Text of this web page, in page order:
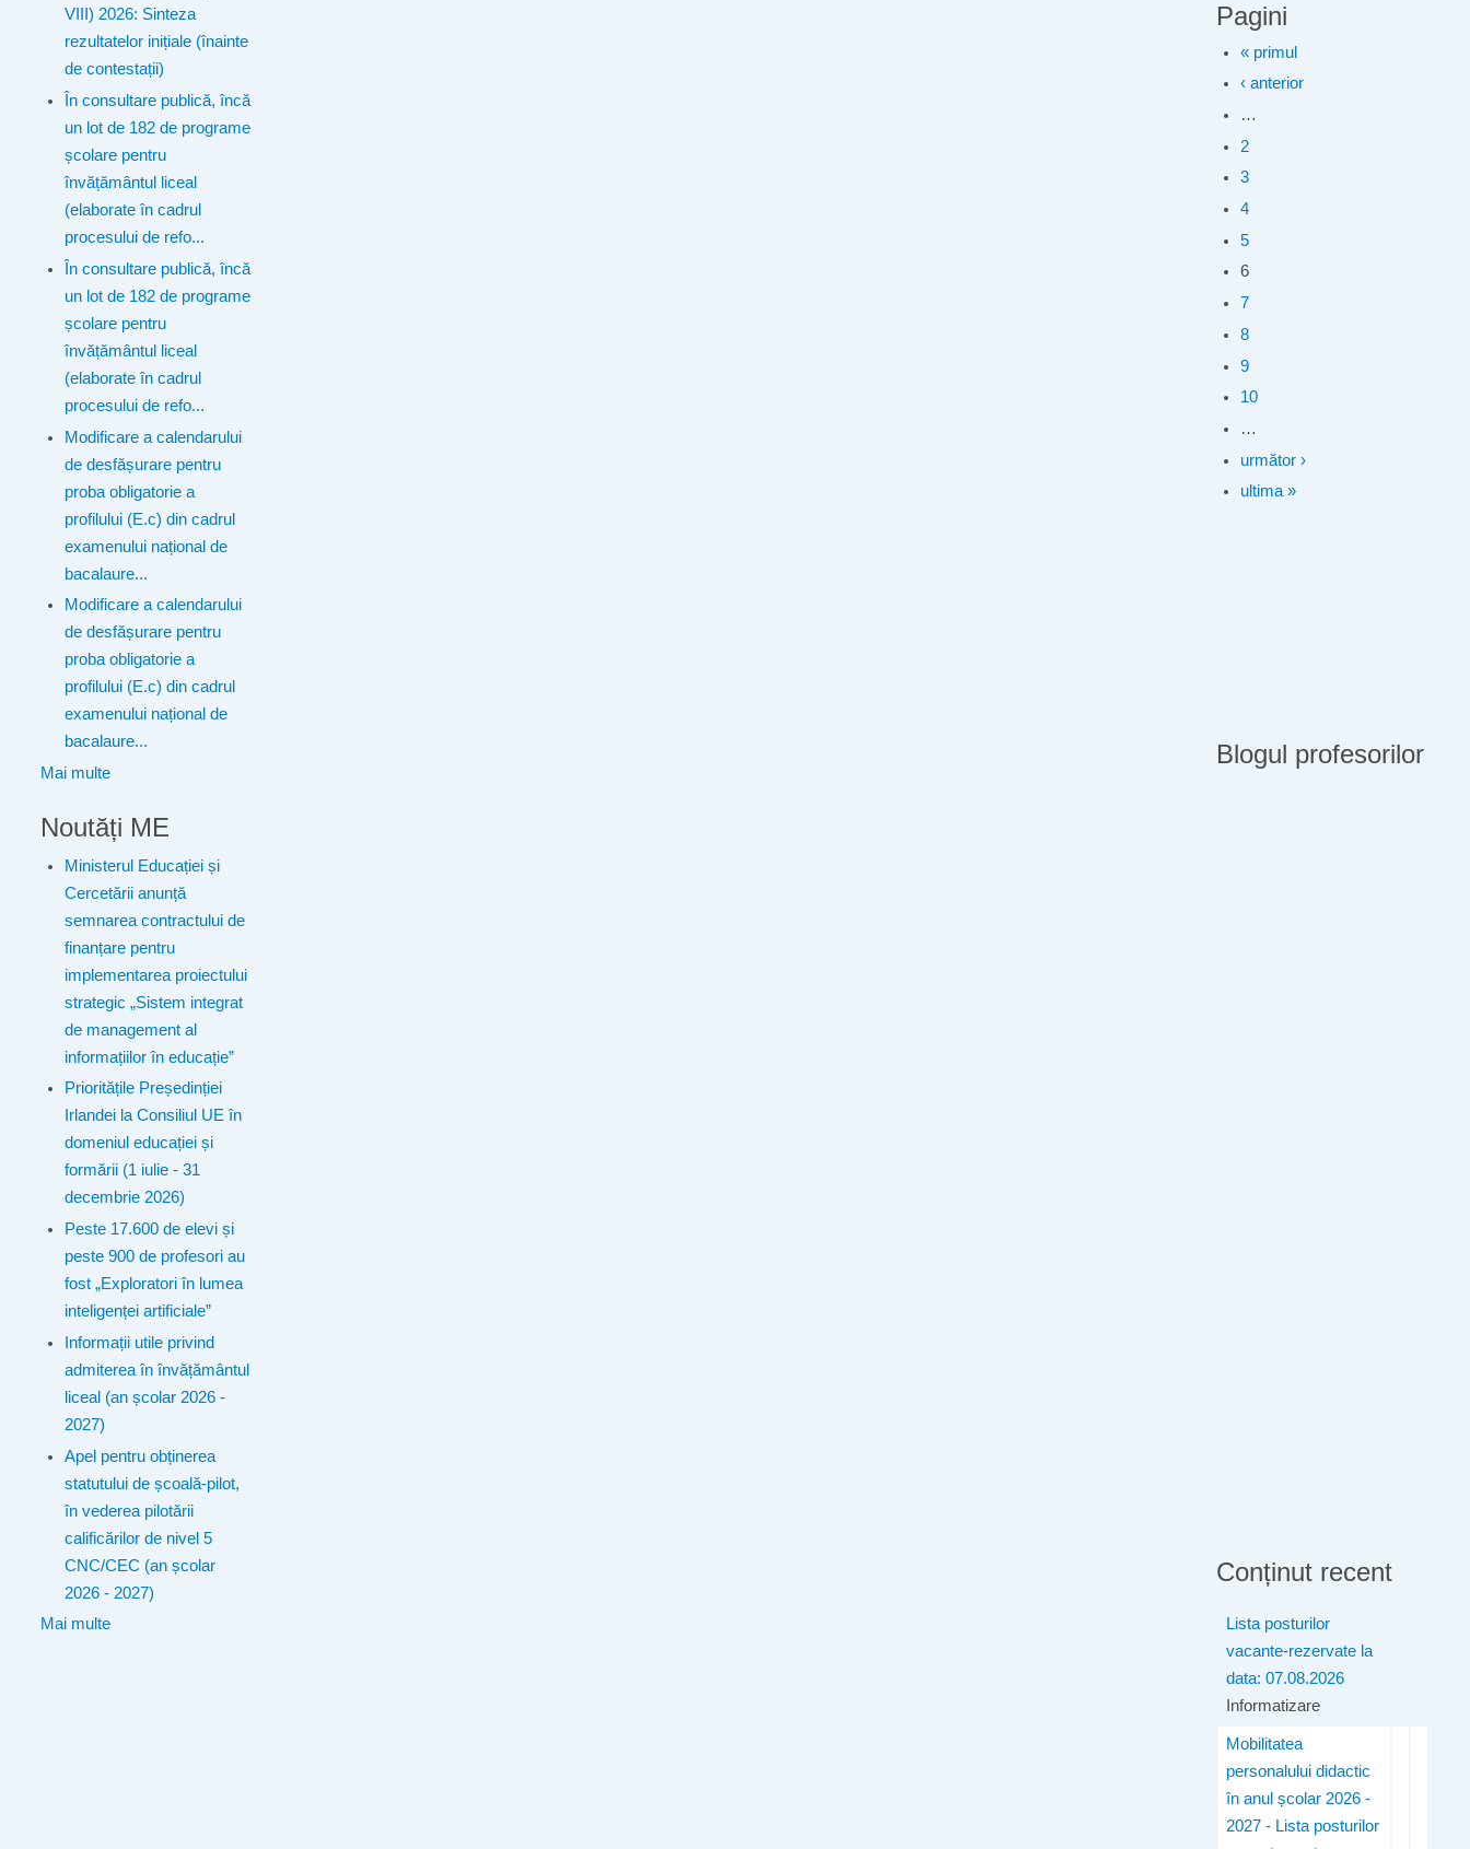
VIII) 2026: Sinteza
rezultatelor inițiale (înainte
de contestații)
În consultare publică, încă
un lot de 182 de programe
școlare pentru
învățământul liceal
(elaborate în cadrul
procesului de refo...
În consultare publică, încă
un lot de 182 de programe
școlare pentru
învățământul liceal
(elaborate în cadrul
procesului de refo...
Modificare a calendarului
de desfășurare pentru
proba obligatorie a
profilului (E.c) din cadrul
examenului național de
bacalaure...
Modificare a calendarului
de desfășurare pentru
proba obligatorie a
profilului (E.c) din cadrul
examenului național de
bacalaure...
Mai multe
Noutăți ME
Ministerul Educației și
Cercetării anunță
semnarea contractului de
finanțare pentru
implementarea proiectului
strategic „Sistem integrat
de management al
informațiilor în educație”
Prioritățile Președinției
Irlandei la Consiliul UE în
domeniul educației și
formării (1 iulie - 31
decembrie 2026)
Peste 17.600 de elevi și
peste 900 de profesori au
fost „Exploratori în lumea
inteligenței artificiale”
Informații utile privind
admiterea în învățământul
liceal (an școlar 2026 -
2027)
Apel pentru obținerea
statutului de școală-pilot,
în vederea pilotării
calificărilor de nivel 5
CNC/CEC (an școlar
2026 - 2027)
Mai multe
Pagini
« primul
‹ anterior
…
2
3
4
5
6
7
8
9
10
…
următor ›
ultima »
Blogul profesorilor
Conținut recent
Lista posturilor
vacante-rezervate la
data: 07.08.2026
Informatizare
Mobilitatea
personalului didactic
în anul școlar 2026 -
2027 - Lista posturilor